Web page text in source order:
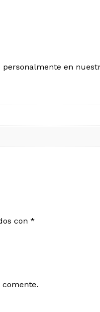
personalmente en
con *